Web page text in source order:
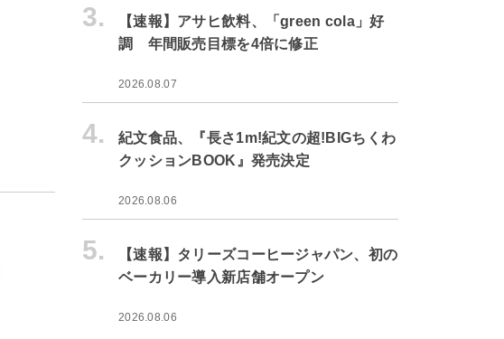
3.
【速報】アサヒ飲料、「green cola」好
調 年間販売目標を4倍に修正
2026.08.07
4.
紀文食品、『長さ1m!紀文の超!BIGちくわ
クッションBOOK』発売決定
2026.08.06
5.
【速報】タリーズコーヒージャパン、初の
ベーカリー導入新店舗オープン
2026.08.06